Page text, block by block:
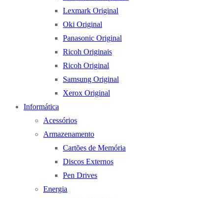
Lexmark Original
Oki Original
Panasonic Original
Ricoh Originais
Ricoh Original
Samsung Original
Xerox Original
Informática
Acessórios
Armazenamento
Cartões de Memória
Discos Externos
Pen Drives
Energia